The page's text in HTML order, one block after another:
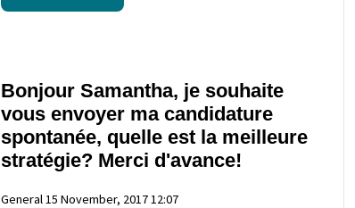
Bonjour Samantha, je souhaite
vous envoyer ma candidature
spontanée, quelle est la meilleure
stratégie? Merci d'avance!
General 15 November, 2017 12:07